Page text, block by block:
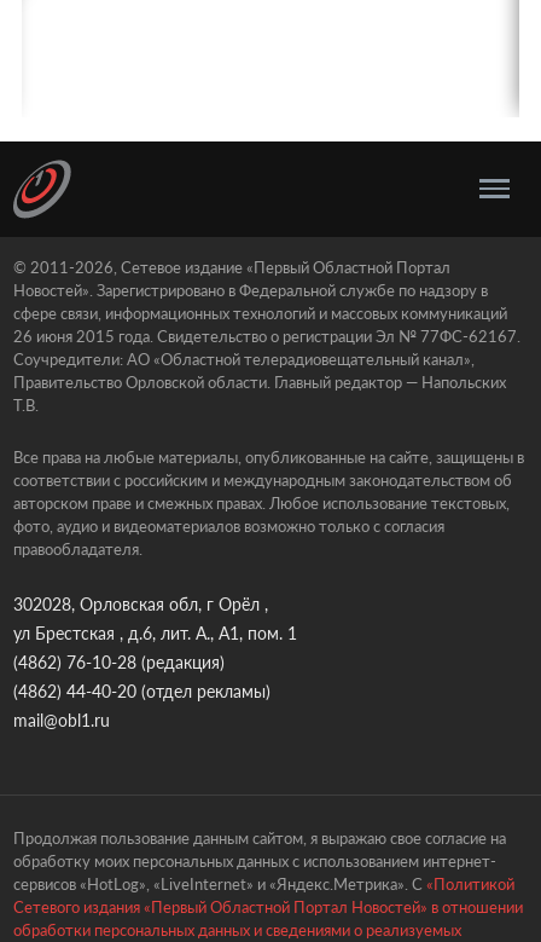
© 2011-2026, Сетевое издание «Первый Областной Портал
Новостей». Зарегистрировано в Федеральной службе по надзору в
сфере связи, информационных технологий и массовых коммуникаций
26 июня 2015 года. Свидетельство о регистрации Эл № 77ФС-62167.
Соучредители: АО «Областной телерадиовещательный канал»,
Правительство Орловской области. Главный редактор — Напольских
Т.В.
Все права на любые материалы, опубликованные на сайте, защищены в
соответствии с российским и международным законодательством об
авторском праве и смежных правах. Любое использование текстовых,
фото, аудио и видеоматериалов возможно только с согласия
правообладателя.
302028, Орловская обл, г Орёл ,
ул Брестская , д.6, лит. А., А1, пом. 1
(4862) 76-10-28(редакция)
(4862) 44-40-20(отдел рекламы)
mail@obl1.ru
Продолжая пользование данным сайтом, я выражаю свое согласие на
обработку моих персональных данных с использованием интернет-
сервисов «HotLog», «LiveInternet» и «Яндекс.Метрика». С «Политикой
Сетевого издания «Первый Областной Портал Новостей» в отношении
обработки персональных данных и сведениями о реализуемых